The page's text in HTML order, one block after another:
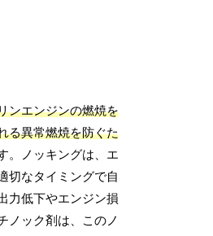
ンエンジンの燃焼を
る異常燃焼を防ぐた
。ノッキングは、エ
切なタイミングで自
力低下やエンジン損
ノック剤は、このノ